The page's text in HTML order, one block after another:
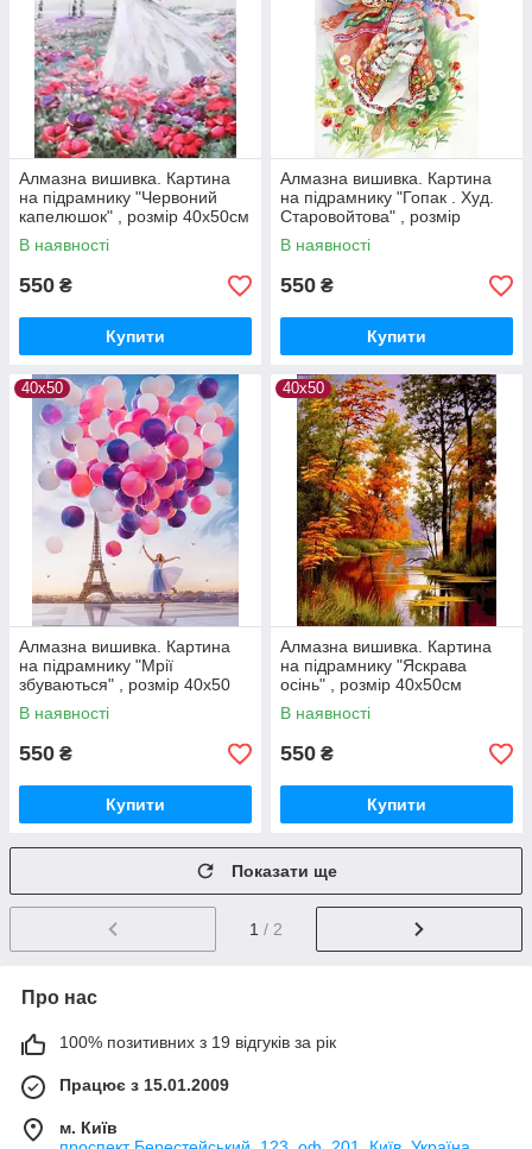
Алмазна вишивка. Картина
на підрамнику "Червоний
капелюшок" , розмір 40х50см
В наявності
550 ₴
Купити
Алмазна вишивка. Картина
на підрамнику "Гопак . Худ.
Старовойтова" , розмір
40х50см
В наявності
550 ₴
Купити
40х50
Алмазна вишивка. Картина
на підрамнику "Мрії
збуваються" , розмір 40х50
В наявності
550 ₴
Купити
40х50
Алмазна вишивка. Картина
на підрамнику "Яскрава
осінь" , розмір 40х50см
В наявності
550 ₴
Купити
Показати ще
1 / 2
Про нас
100% позитивних з 19 відгуків за рік
Працює з 15.01.2009
м. Київ